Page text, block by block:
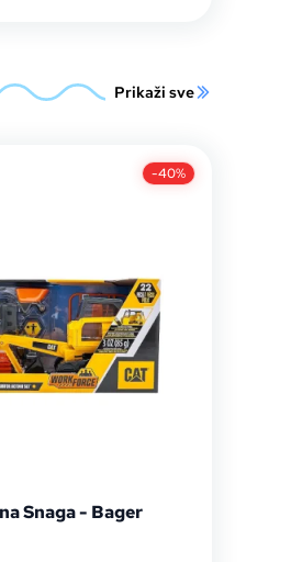
Prikaži sve
-40%
Snaga - Bager